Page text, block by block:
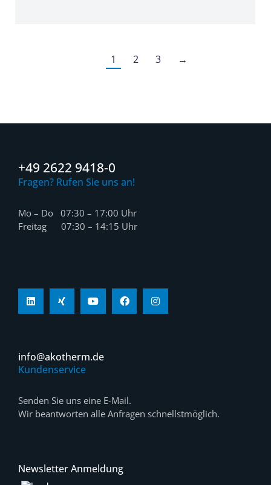
1 2 3 →
+49 2622 9418-0
Fragen? Rufen Sie uns an!
Mo – Do 07:30 – 17:00 Uhr
Freitag 07:30 – 14:15 Uhr
info@akotherm.de
Kundenservice
Senden Sie uns eine E-Mail.
Wir beantworten alle Anfragen schnellstmöglich.
Newsletter Anmeldung